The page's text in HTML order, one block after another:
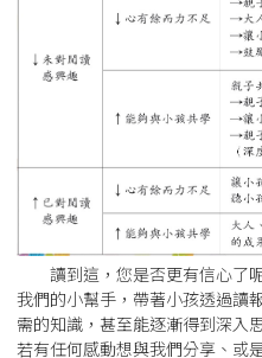
讀到這，您是否更有信心了
我們的小幫手，帶著小孩透過讀
需的知識，甚至能逐漸得到深入
若有任何感動想與我們分享、或